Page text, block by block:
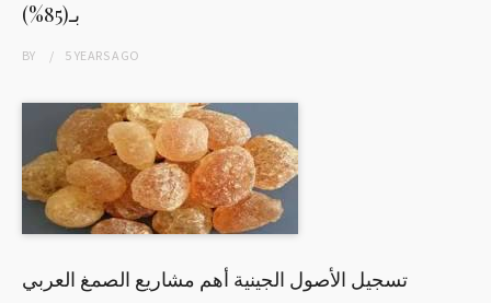
بـ(85%)
BY 5 YEARSAGO
تسجيل الأصول الجينية أهم مشاريع الصمغ العربي